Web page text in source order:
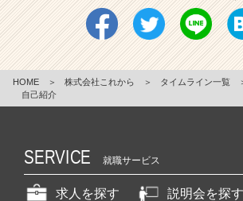
HOME ＞ 株式会社これから ＞ タイムライン一覧
自己紹介
SERVICE 就職サービス
求人を探す
説明会を探す